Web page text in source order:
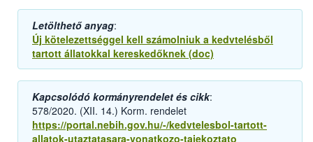
Letölthető anyag:
Új kötelezettséggel kell számolniuk a kedvtelésből
tartott állatokkal kereskedőknek (doc)
Kapcsolódó kormányrendelet és cikk:
578/2020. (XII. 14.) Korm. rendelet
https://portal.nebih.gov.hu/-/kedvtelesbol-tartott-
allatok-utaztatasara-vonatkozo-tajekoztato